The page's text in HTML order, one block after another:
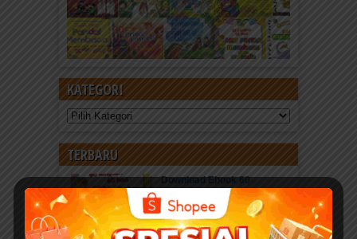
KATEGORI
Kategori
TERBARU
Download Ebook 60
Langkah 60 Hari Aku Pintar
Membaca dan Menulis (64
Halaman)
Baca Ebook Online